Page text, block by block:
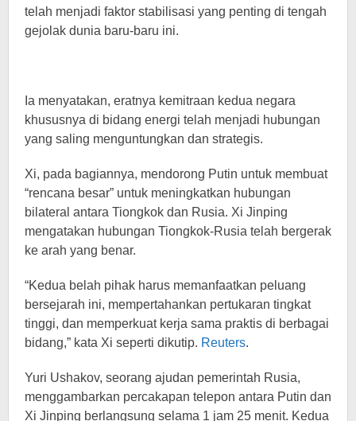
telah menjadi faktor stabilisasi yang penting di tengah
gejolak dunia baru-baru ini.
Ia menyatakan, eratnya kemitraan kedua negara
khususnya di bidang energi telah menjadi hubungan
yang saling menguntungkan dan strategis.
Xi, pada bagiannya, mendorong Putin untuk membuat
“rencana besar” untuk meningkatkan hubungan
bilateral antara Tiongkok dan Rusia. Xi Jinping
mengatakan hubungan Tiongkok-Rusia telah bergerak
ke arah yang benar.
“Kedua belah pihak harus memanfaatkan peluang
bersejarah ini, mempertahankan pertukaran tingkat
tinggi, dan memperkuat kerja sama praktis di berbagai
bidang,” kata Xi seperti dikutip. Reuters.
Yuri Ushakov, seorang ajudan pemerintah Rusia,
menggambarkan percakapan telepon antara Putin dan
Xi Jinping berlangsung selama 1 jam 25 menit. Kedua